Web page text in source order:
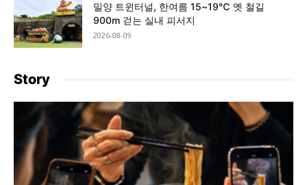
밀양 트윈터널, 한여름 15~19℃ 옛 철길
900m 걷는 실내 피서지
2026-08-09
Story